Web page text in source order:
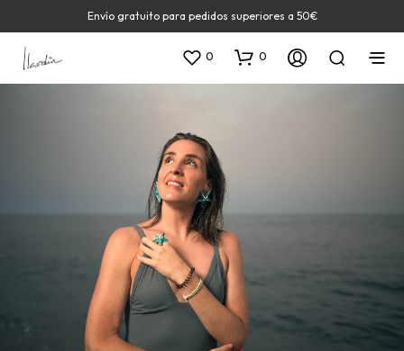
Envío gratuito para pedidos superiores a 50€
0 0